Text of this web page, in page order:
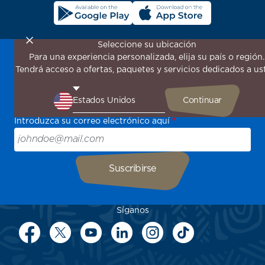
¡Suscríbase a nuestro boletín de noticias para recibir las
últimas novedades!
Sea el primero en recibir todas nuestras ofertas y
promociones especiales, descubra nuestros destinos y
encuentre inspiración para su próximo viaje.
Introduzca su correo electrónico aquí
Síganos
Seleccione su ubicación
Para una experiencia personalizada, elija su país o región.
Tendrá acceso a ofertas, paquetes y servicios dedicados a